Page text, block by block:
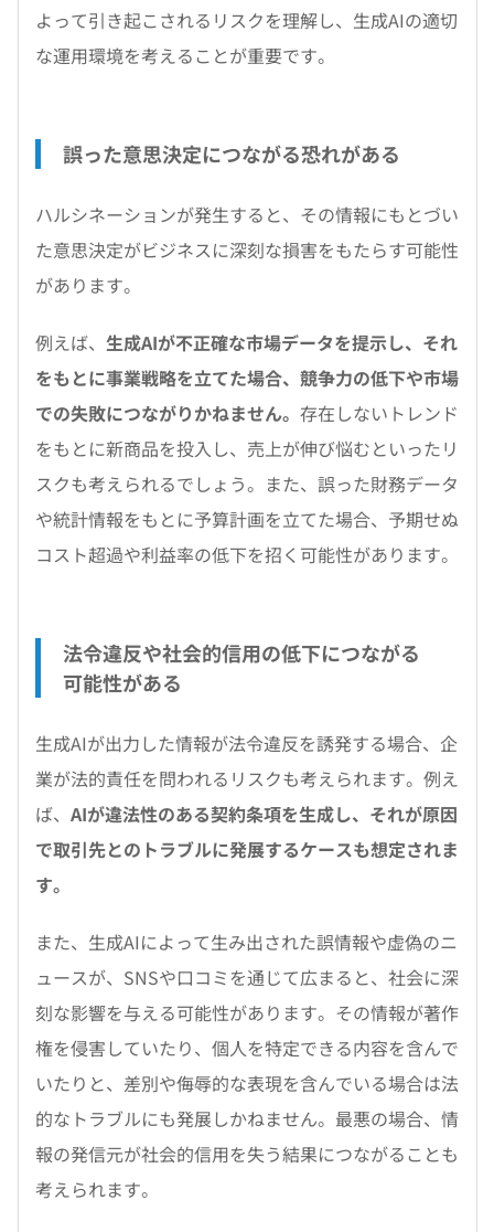
よって引き起こされるリスクを理解し、生成AIの適切
な運用環境を考えることが重要です。
誤った意思決定につながる恐れがある
ハルシネーションが発生すると、その情報にもとづい
た意思決定がビジネスに深刻な損害をもたらす可能性
があります。
例えば、 生成AIが不正確な市場データを提示し、それ
をもとに事業戦略を立てた場合、競争力の低下や市場
での失敗につながりかねません。 存在しないトレンド
をもとに新商品を投入し、売上が伸び悩むといったリ
スクも考えられるでしょう。また、誤った財務データ
や統計情報をもとに予算計画を立てた場合、予期せぬ
コスト超過や利益率の低下を招く可能性があります。
法令違反や社会的信用の低下につながる
可能性がある
生成AIが出力した情報が法令違反を誘発する場合、企
業が法的責任を問われるリスクも考えられます。例え
ば、 AIが違法性のある契約条項を生成し、それが原因
で取引先とのトラブルに発展するケースも想定されま
す。
また、生成AIによって生み出された誤情報や虚偽のニ
ュースが、SNSや口コミを通じて広まると、社会に深
刻な影響を与える可能性があります。その情報が著作
権を侵害していたり、個人を特定できる内容を含んで
いたりと、差別や侮辱的な表現を含んでいる場合は法
的なトラブルにも発展しかねません。最悪の場合、情
報の発信元が社会的信用を失う結果につながることも
考えられます。